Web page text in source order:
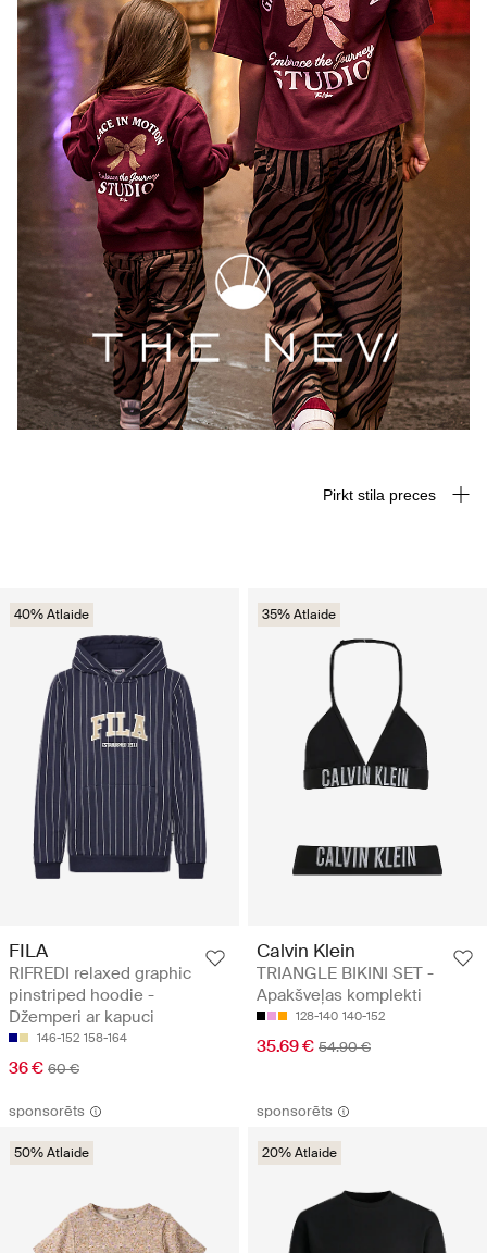
40% Atlaide
FILA
RIFREDI relaxed graphic
pinstriped hoodie -
Džemperi ar kapuci
146-152 158-164
36 € 60 €
35% Atlaide
Calvin Klein
TRIANGLE BIKINI SET -
Apakšveļas komplekti
128-140 140-152
35.69 € 54.90 €
sponsorēts
50% Atlaide
sponsorēts
20% Atlaide
Pirkt stila preces